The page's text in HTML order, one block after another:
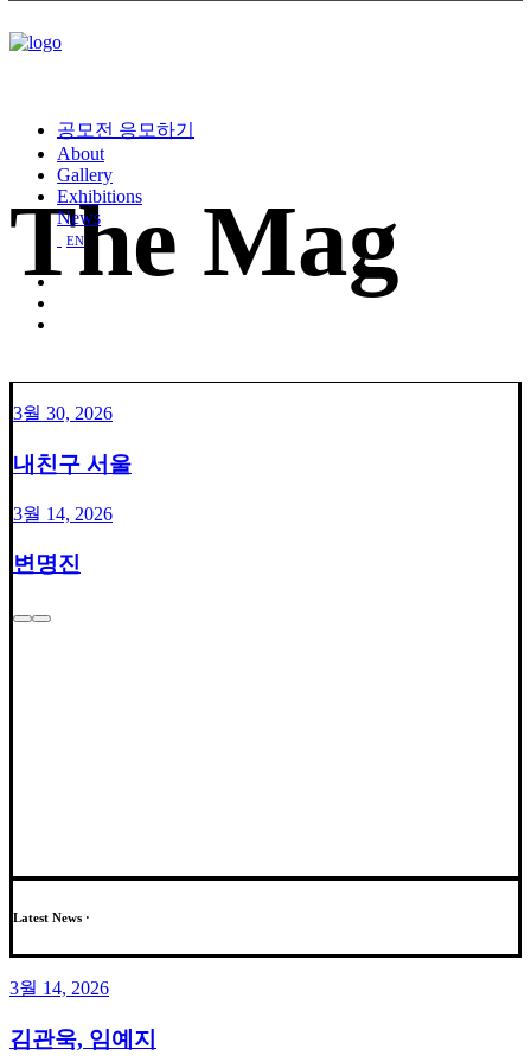
공모전 응모하기
About
Gallery
Exhibitions
News
EN
The Mag
3월 30, 2026
내친구 서울
3월 14, 2026
변명진
Latest News ·
3월 14, 2026
김관욱, 임예지